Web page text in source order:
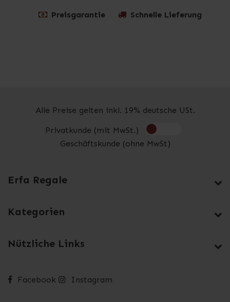
Preisgarantie Schnelle Lieferung
Alle Preise gelten inkl. 19% deutsche USt.
Privatkunde (mit MwSt.)
Geschäftskunde (ohne MwSt)
Erfa Regale
Kategorien
Nützliche Links
Facebook Instagram